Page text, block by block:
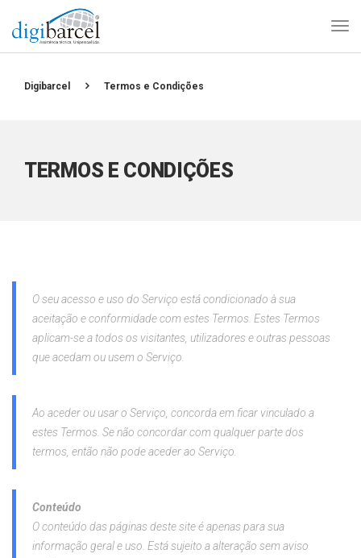
Digibarcel Termos e Condições
TERMOS E CONDIÇÕES
O seu acesso e uso do Serviço está condicionado à sua
aceitação e conformidade com estes Termos. Estes Termos
aplicam-se a todos os visitantes, utilizadores e outras pessoas
que acedam ou usem o Serviço.
Ao aceder ou usar o Serviço, concorda em ficar vinculado a
estes Termos. Se não concordar com qualquer parte dos
termos, então não pode aceder ao Serviço.
Conteúdo
O conteúdo das páginas deste site é apenas para sua
informação geral e uso. Está sujeito a alteração sem aviso